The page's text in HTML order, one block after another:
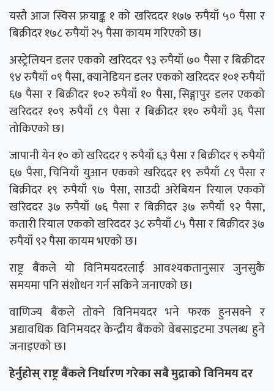
यस्तै आज स्विस फ्रयाङ्क १ को खरिददर १७७ रुपैयाँ ५० पैसा र
बिक्रीदर १७८ रुपैयाँ २५ पैसा कायम गरिएको छ।
अस्ट्रेलियन डलर एकको खरिददर ९३ रुपैयाँ ७० पैसा र बिक्रीदर
९४ रुपैयाँ ०९ पैसा, क्यानेडियन डलर एकको खरिददर १०१ रुपैयाँ
६७ पैसा र बिक्रीदर १०२ रुपैयाँ १० पैसा, सिङ्गापुर डलर एकको
खरिददर १०९ रुपैयाँ ८९ पैसा र बिक्रीदर ११० रुपैयाँ ३६ पैसा
तोकिएको छ।
जापानी येन १० को खरिददर ९ रुपैयाँ ६३ पैसा र बिक्रीदर ९ रुपैयाँ
६७ पैसा, चिनियाँ युआन एकको खरिददर १९ रुपैयाँ ८९ पैसा र
बिक्रीदर १९ रुपैयाँ ९७ पैसा, साउदी अरेबियन रियाल एकको
खरिददर ३७ रुपैयाँ ७६ पैसा र बिक्रीदर ३७ रुपैयाँ ९२ पैसा,
कतारी रियाल एकको खरिददर ३८ रुपैयाँ ८५ पैसा र बिक्रीदर ३७
रुपैयाँ ९२ पैसा कायम भएको छ।
राष्ट्र बैंकले यो विनिमयदरलाई आवश्यकतानुसार जुनसुकै
समयमा पनि संशोधन गर्न सकिने जनाएको छ।
वाणिज्य बैंकले तोक्ने विनिमयदर भने फरक हुनसक्ने र
अद्यावधिक विनिमयदर केन्द्रीय बैंकको वेबसाइटमा उपलब्ध हुने
जनाइएको छ।
हेर्नुहोस् राष्ट्र बैंकले निर्धारण गरेका सबै मुद्राको विनिमय दर